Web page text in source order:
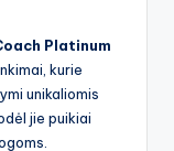
Platinum
kurie
unikaliomis
jie puikiai